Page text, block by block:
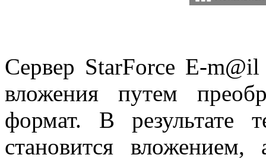
Сервер StarForce E-
вложения путем
формат. В результате
становится